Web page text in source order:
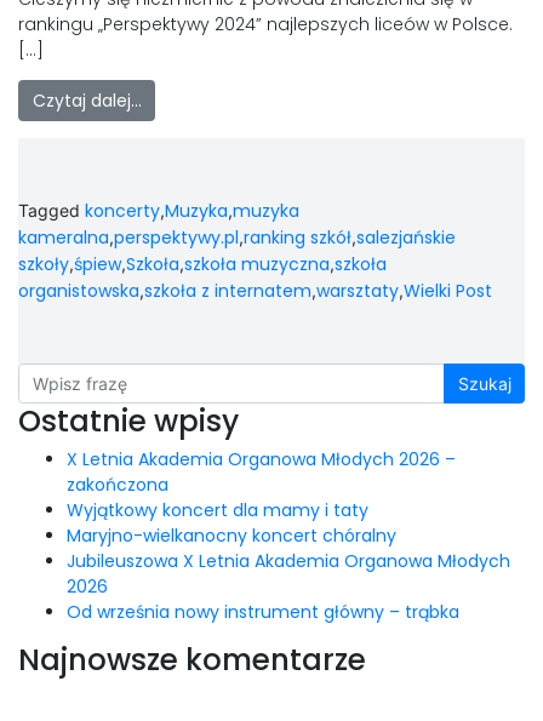
rankingu „Perspektywy 2024” najlepszych liceów w Polsce.
[…]
Czytaj dalej…
Tagged koncerty,Muzyka,muzyka
kameralna,perspektywy.pl,ranking szkół,salezjańskie
szkoły,śpiew,Szkoła,szkoła muzyczna,szkoła
organistowska,szkoła z internatem,warsztaty,Wielki Post
Szukaj
Ostatnie wpisy
X Letnia Akademia Organowa Młodych 2026 –
zakończona
Wyjątkowy koncert dla mamy i taty
Maryjno-wielkanocny koncert chóralny
Jubileuszowa X Letnia Akademia Organowa Młodych
2026
Od września nowy instrument główny – trąbka
Najnowsze komentarze